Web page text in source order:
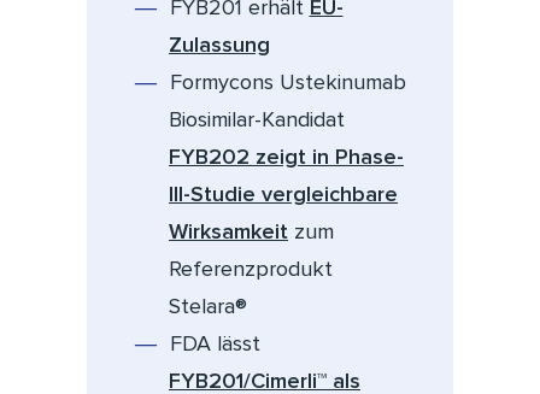
FYB201 erhält EU-
Zulassung
Formycons Ustekinumab
Biosimilar-Kandidat
FYB202 zeigt in Phase-
III-Studie vergleichbare
Wirksamkeit zum
Referenzprodukt
Stelara®
FDA lässt
FYB201/Cimerli™ als